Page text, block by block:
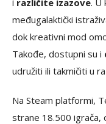
međugalaktički
dok kreativni mod
Takođe, dostupni su i
udružiti ili takmičiti u
Na Steam platformi,
strane 18.500 igrača,